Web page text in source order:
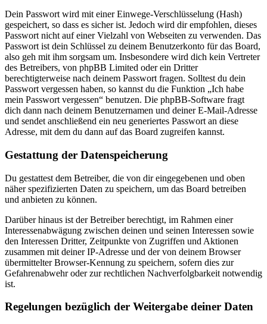
Dein Passwort wird mit einer Einwege-Verschlüsselung (Hash)
gespeichert, so dass es sicher ist. Jedoch wird dir empfohlen, dieses
Passwort nicht auf einer Vielzahl von Webseiten zu verwenden. Das
Passwort ist dein Schlüssel zu deinem Benutzerkonto für das Board,
also geh mit ihm sorgsam um. Insbesondere wird dich kein Vertreter
des Betreibers, von phpBB Limited oder ein Dritter
berechtigterweise nach deinem Passwort fragen. Solltest du dein
Passwort vergessen haben, so kannst du die Funktion „Ich habe
mein Passwort vergessen“ benutzen. Die phpBB-Software fragt
dich dann nach deinem Benutzernamen und deiner E-Mail-Adresse
und sendet anschließend ein neu generiertes Passwort an diese
Adresse, mit dem du dann auf das Board zugreifen kannst.
Gestattung der Datenspeicherung
Du gestattest dem Betreiber, die von dir eingegebenen und oben
näher spezifizierten Daten zu speichern, um das Board betreiben
und anbieten zu können.
Darüber hinaus ist der Betreiber berechtigt, im Rahmen einer
Interessenabwägung zwischen deinen und seinen Interessen sowie
den Interessen Dritter, Zeitpunkte von Zugriffen und Aktionen
zusammen mit deiner IP-Adresse und der von deinem Browser
übermittelter Browser-Kennung zu speichern, sofern dies zur
Gefahrenabwehr oder zur rechtlichen Nachverfolgbarkeit notwendig
ist.
Regelungen bezüglich der Weitergabe deiner Daten